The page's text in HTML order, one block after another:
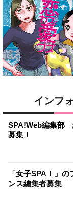
インフ
SPA!Web編集部
募集！
「女子SPA！」の
ンス編集者募集